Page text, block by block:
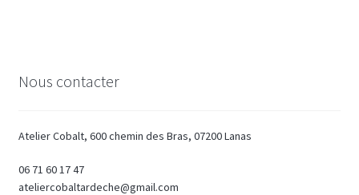
Nous contacter
Atelier Cobalt, 600 chemin des Bras, 07200 Lanas
06 71 60 17 47
ateliercobaltardeche@gmail.com